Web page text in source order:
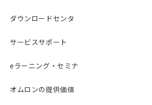
ダウンロードセンタ
サービスサポート
eラーニング・セミナ
オムロンの提供価値